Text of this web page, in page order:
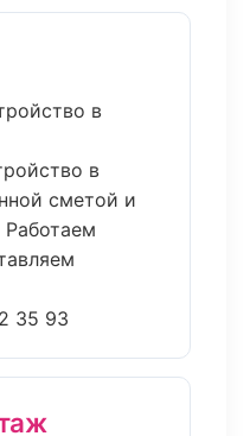
в
в
сметой и
35 93